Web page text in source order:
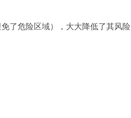
了危险区域），大大降低了其风